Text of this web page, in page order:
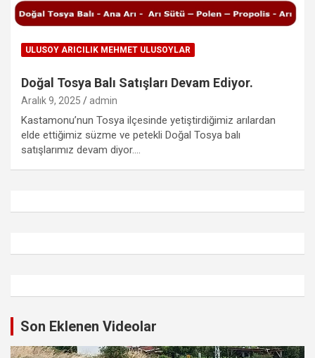
ULUSOY ARICILIK MEHMET ULUSOYLAR
Doğal Tosya Balı Satışları Devam Ediyor.
Aralık 9, 2025 admin
Kastamonu’nun Tosya ilçesinde yetiştirdiğimiz arılardan
elde ettiğimiz süzme ve petekli Doğal Tosya balı
satışlarımız devam diyor.…
Son Eklenen Videolar